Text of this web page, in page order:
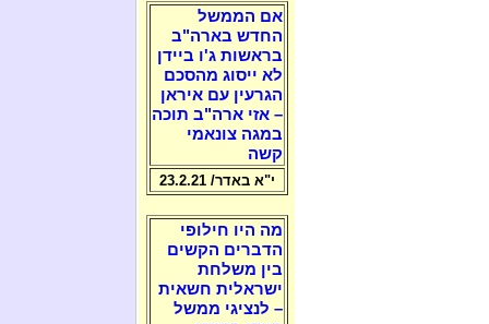
אם הממשל
החדש בארה"ב
בראשות ג'ו ביידן
לא ייסוג מהסכם
הגרעין עם איראן
– אזי ארה"ב תוכה
במגה צונאמי
קשה
י"א באדר/ 23.2.21
מה היו חילופי
הדברים הקשים
בין משלחת
ישראלית חשאית
– לנציגי ממשל